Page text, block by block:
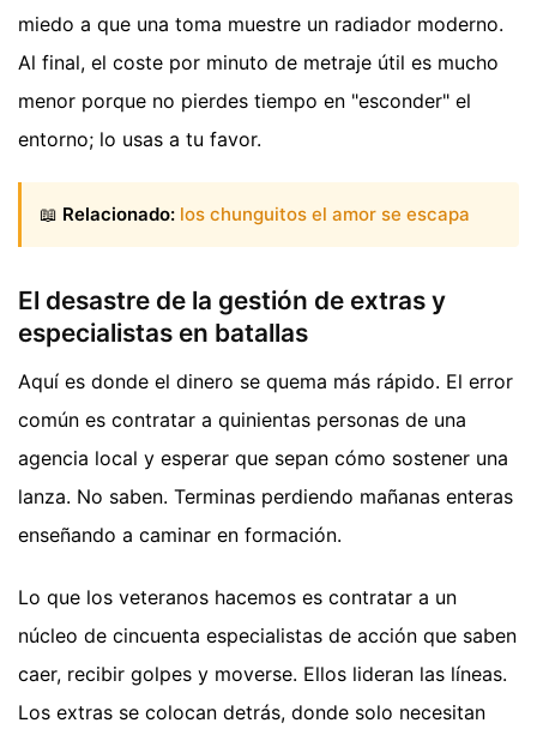
miedo a que una toma muestre un radiador moderno.
Al final, el coste por minuto de metraje útil es mucho
menor porque no pierdes tiempo en "esconder" el
entorno; lo usas a tu favor.
📖 Relacionado: los chunguitos el amor se escapa
El desastre de la gestión de extras y
especialistas en batallas
Aquí es donde el dinero se quema más rápido. El error
común es contratar a quinientas personas de una
agencia local y esperar que sepan cómo sostener una
lanza. No saben. Terminas perdiendo mañanas enteras
enseñando a caminar en formación.
Lo que los veteranos hacemos es contratar a un
núcleo de cincuenta especialistas de acción que saben
caer, recibir golpes y moverse. Ellos lideran las líneas.
Los extras se colocan detrás, donde solo necesitan